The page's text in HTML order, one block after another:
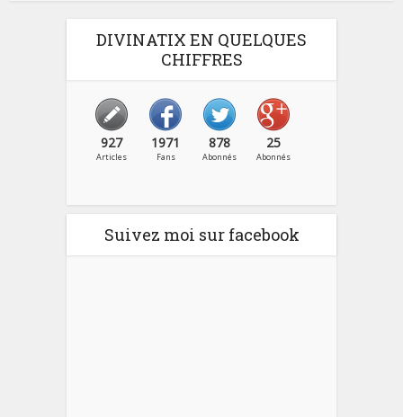
DIVINATIX EN QUELQUES
CHIFFRES
927
Articles
1971
Fans
878
Abonnés
25
Abonnés
Suivez moi sur facebook